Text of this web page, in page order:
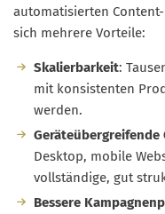
automatisierten
sich mehrere Vorteile:
Skalierbarkeit:
mit konsistenten
werden.
Geräteübergreifende
Desktop, mobile
vollständige, gut
Bessere